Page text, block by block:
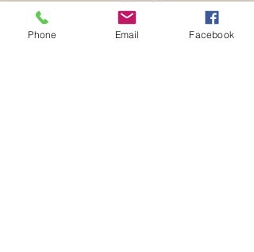
illustraties!
Phone Email Facebook